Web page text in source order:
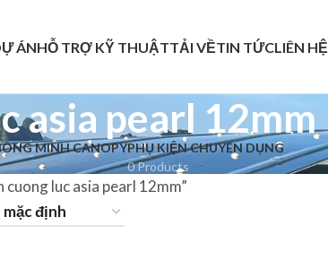
ÁNHỖ TRỢ KỸ THUẬTTẢI VỀTIN TỨCLIÊN HỆ
asia pearl 12mm
MINH CANOPYPHỤ KIỆN CHUYÊN DỤNG
0 Products
cuong luc asia pearl 12mm”